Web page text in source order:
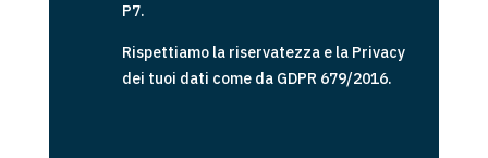
P7.
Rispettiamo la riservatezza e la Privacy
dei tuoi dati come da GDPR 679/2016.